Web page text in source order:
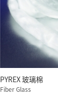
PYREX 玻璃棉
Fiber Glass